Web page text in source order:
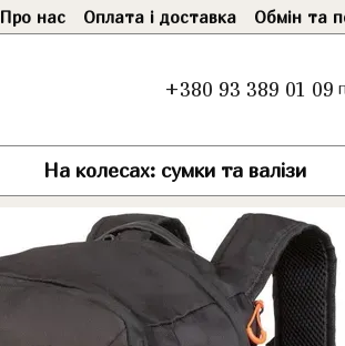
Про нас Оплата і доставка Обмін та
+380 93 389 01 09
На колесах: сумки та валізи